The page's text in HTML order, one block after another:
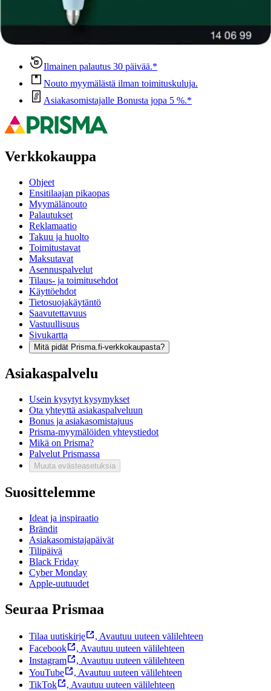
Ovatko tuotetiedot riittävät? Jos tuotetiedoissa on puutteita tai niitä
voisi muuten parantaa, anna palautetta.
Anna palautetta
Ilmainen palautus 30 päivää.*
Nouto myymälästä ilman toimituskuluja.
Asiakasomistajalle Bonusta jopa 5 %.*
Verkkokauppa
Ohjeet
Ensitilaajan pikaopas
Myymälänouto
Palautukset
Reklamaatio
Takuu ja huolto
Toimitustavat
Maksutavat
Asennuspalvelut
Tilaus- ja toimitusehdot
Käyttöehdot
Tietosuojakäytäntö
Saavutettavuus
Vastuullisuus
Sivukartta
Mitä pidät Prisma.fi-verkkokaupasta?
Asiakaspalvelu
Usein kysytyt kysymykset
Ota yhteyttä asiakaspalveluun
Bonus ja asiakasomistajuus
Prisma-myymälöiden yhteystiedot
Mikä on Prisma?
Palvelut Prismassa
Muuta evästeasetuksia
Suosittelemme
Ideat ja inspiraatio
Brändit
Asiakasomistajapäivät
Tilipäivä
Black Friday
Cyber Monday
Apple-uutuudet
Seuraa Prismaa
Tilaa uutiskirje , Avautuu uuteen välilehteen
Facebook
, Avautuu uuteen välilehteen
Instagram
, Avautuu uuteen välilehteen
YouTube
, Avautuu uuteen välilehteen
TikTok
, Avautuu uuteen välilehteen